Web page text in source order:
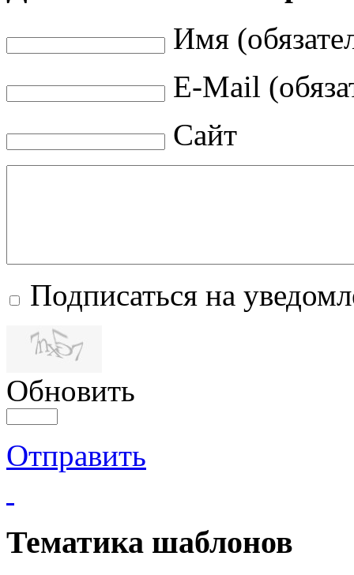
Имя
E-Mail
Сайт
Подписаться на
Обновить
Отправить
Тематика шаблонов